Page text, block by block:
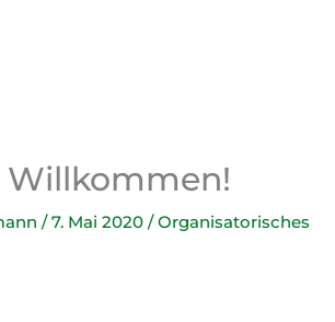
Willkommen!
/7. Mai 2020/Organisatorisches